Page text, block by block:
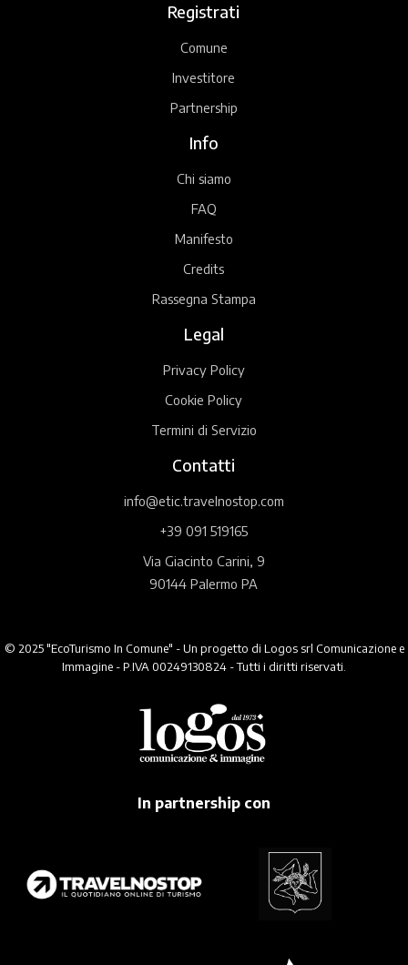
Registrati
Comune
Investitore
Partnership
Info
Chi siamo
FAQ
Manifesto
Credits
Rassegna Stampa
Legal
Privacy Policy
Cookie Policy
Termini di Servizio
Contatti
info@etic.travelnostop.com
+39 091 519165
Via Giacinto Carini, 9
90144 Palermo PA
© 2025 "EcoTurismo In Comune" - Un progetto di Logos srl Comunicazione e
Immagine - P.IVA 00249130824 - Tutti i diritti riservati.
In partnership con